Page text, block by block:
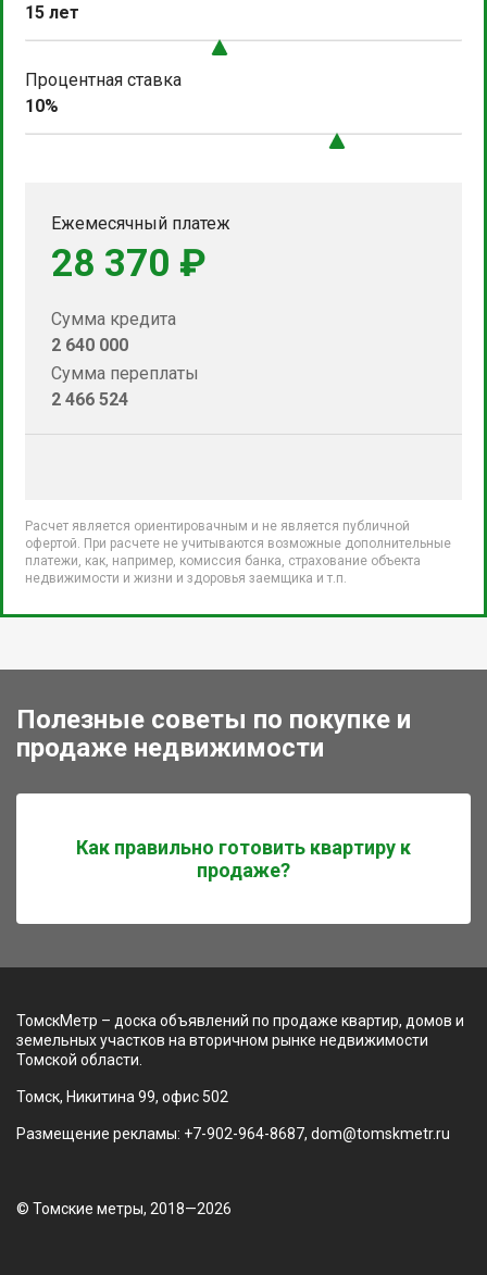
15 лет
Процентная ставка
10%
Ежемесячный платеж
28 370 ₽
Сумма кредита
2 640 000
Сумма переплаты
2 466 524
Расчет является ориентировачным и не является публичной
офертой. При расчете не учитываются возможные дополнительные
платежи, как, например, комиссия банка, страхование объекта
недвижимости и жизни и здоровья заемщика и т.п.
Полезные советы по покупке и
продаже недвижимости
Как правильно готовить квартиру к
продаже?
ТомскМетр – доска объявлений по продаже квартир, домов и
земельных участков на вторичном рынке недвижимости
Томской области.
Томск, Никитина 99, офис 502
Размещение рекламы: +7-902-964-8687, dom@tomskmetr.ru
© Томские метры, 2018—2026